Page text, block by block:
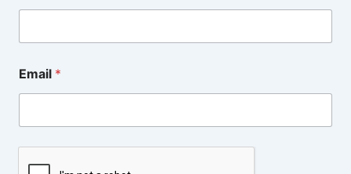
Email *